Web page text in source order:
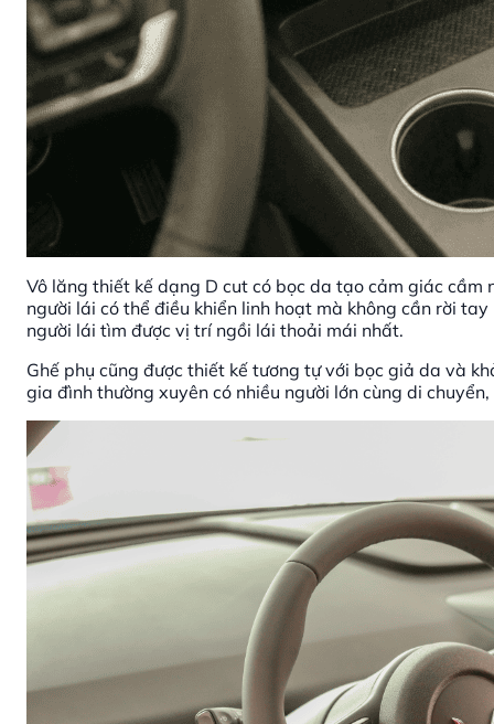
Vô lăng thiết kế dạng D cut có bọc da tạo cảm giác
người lái có thể điều khiển linh hoạt mà không cần rời
người lái tìm được vị trí ngồi lái thoải mái nhất.
Ghế phụ cũng được thiết kế tương tự với bọc giả da và
gia đình thường xuyên có nhiều người lớn cùng di